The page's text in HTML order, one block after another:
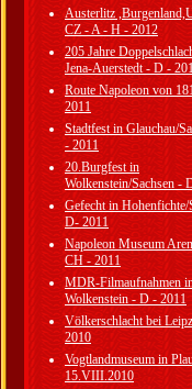
Austerlitz
CZ - A - H - 2012
205 Jahre
Jena-Auerstedt - D -
Route Napoleon von
2011
Stadtfest in Glauchau/
- 2011
20.Burgfest in
Wolkenstein/Sachsen -
Gefecht in Hohenfichte/
D- 2011
Napoleon Museum
CH - 2011
MDR-Filmaufnahmen
Wolkenstein - D - 2011
Völkerschlacht bei
2010
Vogtlandmuseum in
15.VIII.2010